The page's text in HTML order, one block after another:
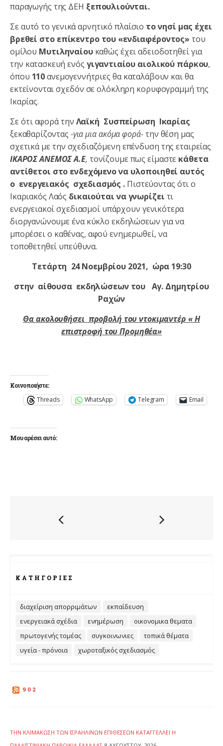
παραγωγής της ΔΕΗ ξεπουλιούνται.
Σε αυτό το γενικά αρνητικό πλαίσιο το νησί μας έχει
βρεθεί στο επίκεντρο του «ενδιαφέροντος»του
ομίλου Μυτιληναίουκαθώς έχει αδειοδοτηθεί για
την κατασκευή ενός γιγαντιαίου αιολικού πάρκου,
όπου 110ανεμογεννήτριες θα καταλάβουν και θα
εκτείνονται σχεδόν σε ολόκληρη κορυφογραμμή της
Ικαρίας.
Σε ότι αφορά την Λαϊκή Συσπείρωση Ικαρίας
ξεκαθαρίζοντας -για μια ακόμα φορά-την θέση μας
σχετικά με την σχεδιαζόμενη επένδυση της εταιρείας
ΙΚΑΡΟΣ ΑΝΕΜΟΣ Α.Ε, τονίζουμε πως είμαστε κάθετα
αντίθετοι στο ενδεχόμενο να υλοποιηθεί αυτός
ο ενεργειακός σχεδιασμός . Πιστεύοντας ότι ο
Ικαριακός Λαός δικαιούται να γνωρίζει τι
ενεργειακοί σχεδιασμοί υπάρχουν γενικότερα
διοργανώνουμε ένα κύκλο εκδηλώσεων για να
μπορέσει ο καθένας, αφού ενημερωθεί, να
τοποθετηθεί υπεύθυνα.
Τετάρτη 24 Νοεμβρίου 2021, ώρα 19:30
στην αίθουσα εκδηλώσεων του Αγ. Δημητρίου
Ραχών
Θα ακολουθήσει προβολή του ντοκιμαντέρ « Η
επιστροφή του Προμηθέα»
Κοινοποιήστε:
Threads WhatsApp Telegram Email
Μου αρέσει αυτό:
ΚΑΤΗΓΟΡΊΕΣ
διαχείριση απορριμάτων
εκπαίδευση
ενεργειακά σχέδια
ενημέρωση
οικονομικα θεματα
πρωτογενής τομέας
συγκοινωνιες
τοπικά θέματα
υγεία - πρόνοια
χωροταξικός σχεδιασμός
902
ΤΗΝ ΚΛΙΜΆΚΩΣΗ ΤΩΝ ΙΣΡΑΗΛΙΝΏΝ ΕΠΙΘΈΣΕΩΝ ΚΑΤΑΓΓΈΛΛΕΙ Η